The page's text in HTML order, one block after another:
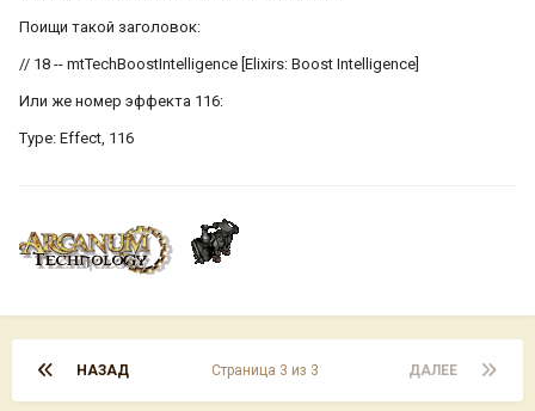
Поищи такой заголовок:
// 18 -- mtTechBoostIntelligence [Elixirs: Boost Intelligence]
Или же номер эффекта 116:
Type: Effect, 116
НАЗАД ДАЛЕЕ
Страница 3 из 3